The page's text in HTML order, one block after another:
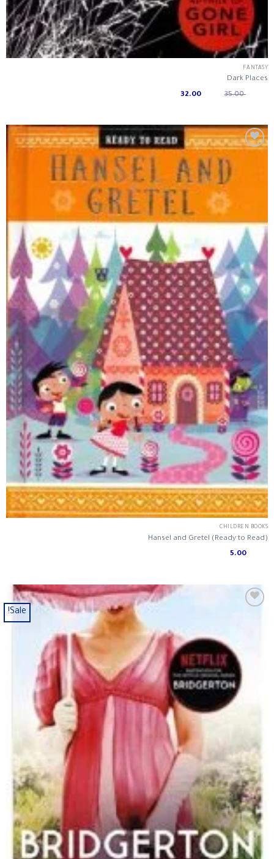
FANTASY
Dark Places
35.00
Original
Current
price
CHILDREN BOOKS
Hansel and Gretel (Ready to Read)
Sale!